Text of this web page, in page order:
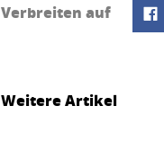
Verbreiten auf
Weitere Artikel